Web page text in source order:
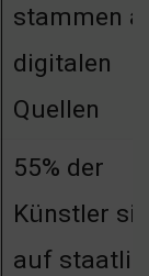
stammen
digitalen
Quellen
55% der
Künstler
auf